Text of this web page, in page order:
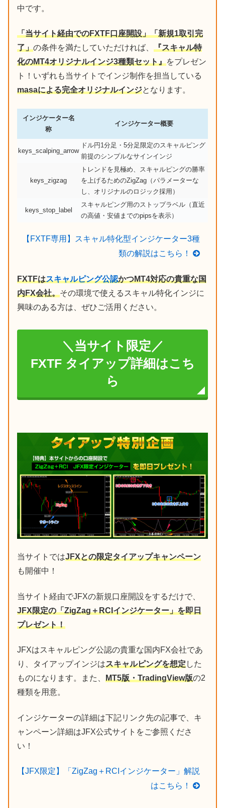
中です。
「当サイト経由でのFXTF口座開設」「新規1取引完
了」の条件を満たしていただければ、 『スキャル特
化のMT4オリジナルインジ3種類セット』をプレゼン
ト！いずれも当サイトでインジ制作を担当している
masaによる完全オリジナルインジとなります。
インジケーター名
称
インジケーター概要
keys_scalping_arrow
ドル円1分足・5分足限定のスキャルピング
前提のシンプルなサインインジ
keys_zigzag
トレンドを見極め、スキャルピングの勝率
を上げるためのZigZag（パラメーターな
し、オリジナルのロジック採用）
keys_stop_label
スキャルピング用のストップラベル（直近
の高値・安値までのpipsを表示）
【FXTF専用】スキャル特化型インジケーター3種
類の解説はこちら！
FXTFはスキャルピング公認かつMT4対応の貴重な国
内FX会社。その環境で使えるスキャル特化インジに
興味のある方は、ぜひご活用ください。
＼当サイト限定／
FXTF タイアップ詳細はこち
ら
当サイトではJFXとの限定タイアップキャンペーン
も開催中！
当サイト経由でJFXの新規口座開設をするだけで、
JFX限定の「ZigZag＋RCIインジケーター」を即日
プレゼント！
JFXはスキャルピング公認の貴重な国内FX会社であ
り、タイアップインジはスキャルピングを想定した
ものになります。また、 MT5版・TradingView版の2
種類を用意。
インジケーターの詳細は下記リンク先の記事で、キ
ャンペーン詳細はJFX公式サイトをご参照くださ
い！
【JFX限定】「ZigZag＋RCIインジケーター」解説
はこちら！